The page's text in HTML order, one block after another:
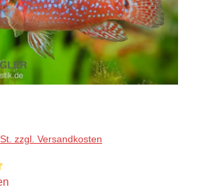
zzgl. Versandkosten
Bewertung von 5 von 5 Sternen